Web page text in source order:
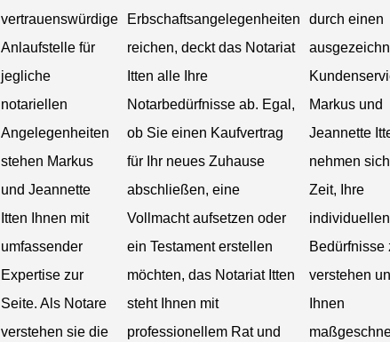
vertrauenswürdige
Anlaufstelle für
jegliche
notariellen
Angelegenheiten
stehen Markus
und Jeannette
Itten Ihnen mit
umfassender
Expertise zur
Seite. Als Notare
verstehen sie die
Erbschaftsangelegenheiten
reichen, deckt das Notariat
Itten alle Ihre
Notarbedürfnisse ab. Egal,
ob Sie einen Kaufvertrag
für Ihr neues Zuhause
abschließen, eine
Vollmacht aufsetzen oder
ein Testament erstellen
möchten, das Notariat Itten
steht Ihnen mit
professionellem Rat und
durch einen
Markus und
Jeannette
nehmen
Zeit, Ihre
individuellen
Bedürfnisse
verstehen
Ihnen